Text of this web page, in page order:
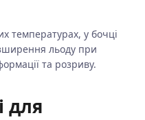
температурах, у бочці
льоду при
та розриву.
для